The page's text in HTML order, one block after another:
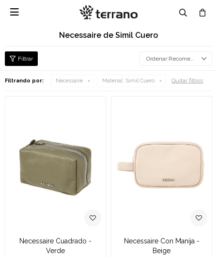

Necessaire de Simil Cuero
Recomendados
Filtrando por: Necessaire Material: Simil Cuero Quitar filtros
Necessaire Cuadrado -
Verde
Necessaire Con Manija -
Beige